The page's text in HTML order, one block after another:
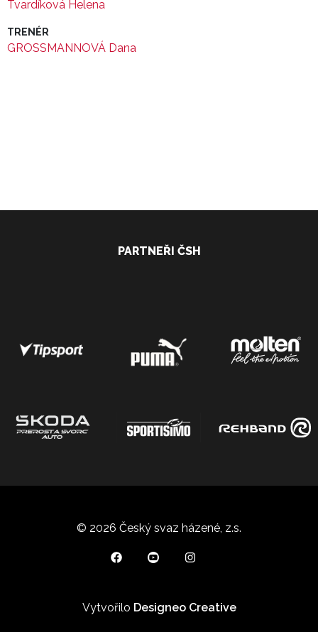
Tvardíková Helena
TRENÉR
GROSSMANNOVÁ Dana
PARTNEŘI ČSH
© 2026 Český svaz házené, z.s.
Vytvořilo Designeo Creative